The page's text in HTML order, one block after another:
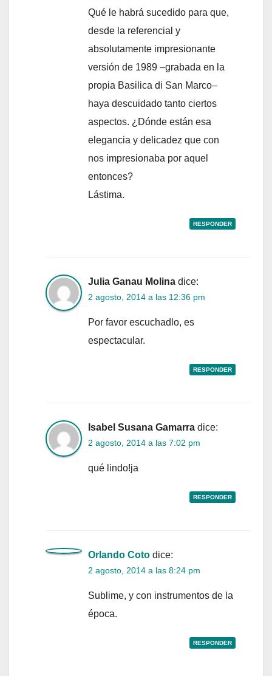
Qué le habrá sucedido para que,
desde la referencial y
absolutamente impresionante
versión de 1989 –grabada en la
propia Basilica di San Marco–
haya descuidado tanto ciertos
aspectos. ¿Dónde están esa
elegancia y delicadez que con
nos impresionaba por aquel
entonces?
Lástima.
RESPONDER
Julia Ganau Molina dice:
2 agosto, 2014 a las 12:36 pm
Por favor escuchadlo, es
espectacular.
RESPONDER
Isabel Susana Gamarra dice:
2 agosto, 2014 a las 7:02 pm
qué lindo!ja
RESPONDER
Orlando Coto dice:
2 agosto, 2014 a las 8:24 pm
Sublime, y con instrumentos de la
época.
RESPONDER